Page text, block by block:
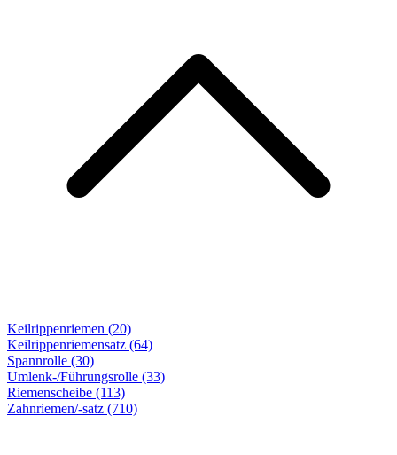
Keilrippenriemen (20)
Keilrippenriemensatz (64)
Spannrolle (30)
Umlenk-/Führungsrolle (33)
Riemenscheibe (113)
Zahnriemen/-satz (710)